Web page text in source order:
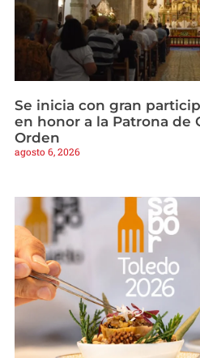
Se inicia con gran
en honor a la Patrona de
Orden
agosto 6, 2026